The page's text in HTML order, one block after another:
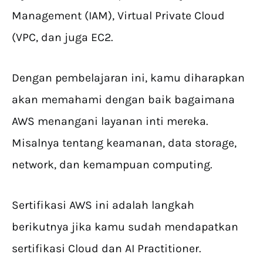
Management (IAM), Virtual Private Cloud
(VPC, dan juga EC2.
Dengan pembelajaran ini, kamu diharapkan
akan memahami dengan baik bagaimana
AWS menangani layanan inti mereka.
Misalnya tentang keamanan, data storage,
network, dan kemampuan computing.
Sertifikasi AWS ini adalah langkah
berikutnya jika kamu sudah mendapatkan
sertifikasi Cloud dan AI Practitioner.